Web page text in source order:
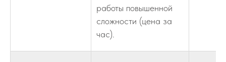
работы повышенной
сложности (цена за
час).